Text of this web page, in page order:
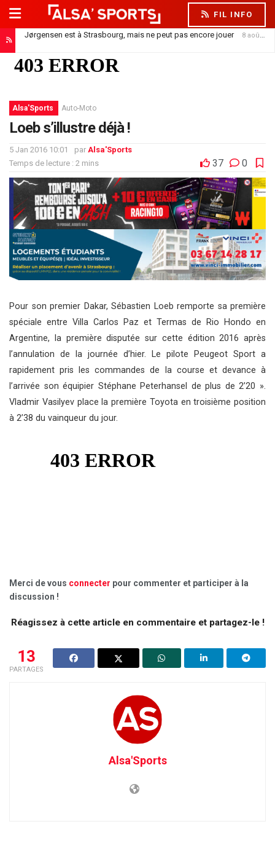
FIL INFO
Jørgensen est à Strasbourg, mais ne peut pas encore jouer 8 août 2026
Alsa'Sports Auto-Moto
Loeb s’illustre déjà !
5 Jan 2016 10:01 par Alsa'Sports
Temps de lecture : 2 mins
37 0
Pour son premier Dakar, Sébastien Loeb remporte sa première
spéciale entre Villa Carlos Paz et Termas de Rio Hondo en
Argentine, la première disputée sur cette édition 2016 après
l’annulation de la journée d’hier. Le pilote Peugeot Sport a
rapidement pris les commandes de la course et devance à
l’arrivée son équipier Stéphane Peterhansel de plus de 2’20 ».
Vladmir Vasilyev place la première Toyota en troisième position
à 2’38 du vainqueur du jour.
Merci de vous connecter pour commenter et participer à la
discussion !
Réagissez à cette article en commentaire et partagez-le !
13
PARTAGES
Alsa'Sports